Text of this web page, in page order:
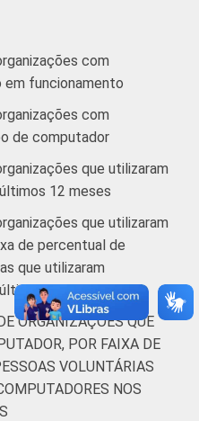
de
31
18
39 6
sem fins
utilizar
entre outubro
2013.
a mar/2013
com
funcionamento
com
de computador
que utilizaram
12 meses
que utilizaram
de percentual de
que utilizaram
12 meses
ORGANIZAÇÕES QUE
POR FAIXA DE
VOLUNTÁRIAS
NOS